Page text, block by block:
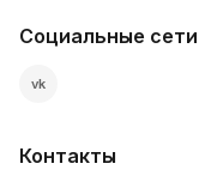
Социальные сети
vk
Контакты